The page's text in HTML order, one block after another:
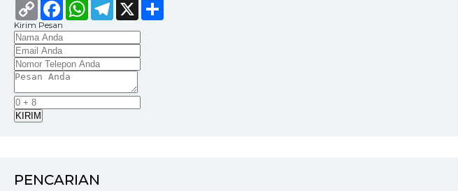
Copy
Link
FacebookWhatsApp
Telegram
X
Kirim Pesan
KIRIM
PENCARIAN